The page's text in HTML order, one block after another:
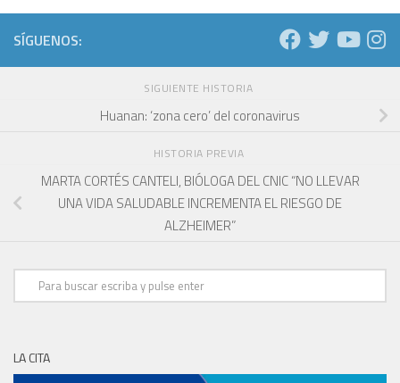
SÍGUENOS:
SIGUIENTE HISTORIA
Huanan: ‘zona cero’ del coronavirus
HISTORIA PREVIA
MARTA CORTÉS CANTELI, BIÓLOGA DEL CNIC “NO LLEVAR
UNA VIDA SALUDABLE INCREMENTA EL RIESGO DE
ALZHEIMER”
LA CITA